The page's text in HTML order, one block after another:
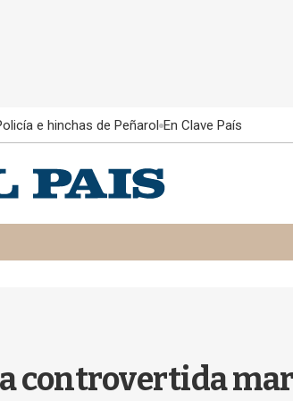
e hinchas de Peñarol En Clave País
controvertida